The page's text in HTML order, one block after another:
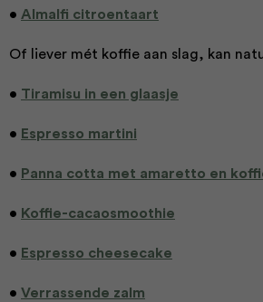
• Almalfi citroentaart
Of liever mét koffie aan slag, kan
• Tiramisu in een glaasje
• Espresso martini
• Panna cotta met amaretto en
• Koffie-cacaosmoothie
• Espresso cheesecake
• Verrassende zalm